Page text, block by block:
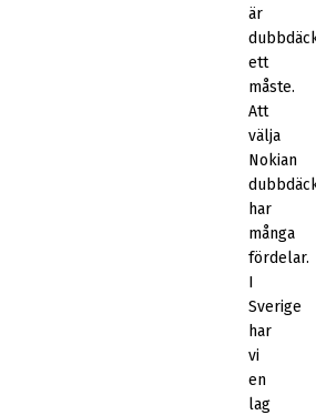
är
ett
måste.
Att
välja
Nokian
har
många
fördelar.
I
Sverige
har
vi
en
lag